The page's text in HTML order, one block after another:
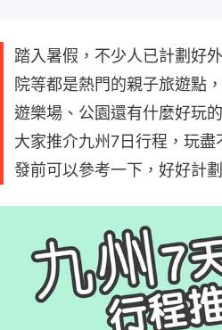
踏入暑假，不少人已計劃好
院等都是熱門的親子旅遊點
遊樂場、公園還有什麼好玩
大家推介九州7日行程，玩
發前可以參考一下，好好計